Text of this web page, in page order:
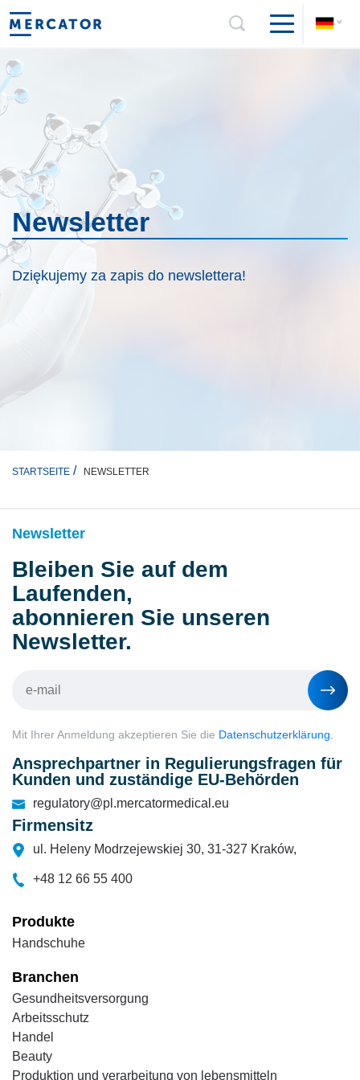
Newsletter
Dziękujemy za zapis do newslettera!
STARTSEITE NEWSLETTER
Newsletter
Bleiben Sie auf dem
Laufenden,
abonnieren Sie unseren
Newsletter.
Mit Ihrer Anmeldung akzeptieren Sie die Datenschutzerklärung.
Ansprechpartner in Regulierungsfragen für
Kunden und zuständige EU-Behörden
regulatory@pl.mercatormedical.eu
Firmensitz
ul. Heleny Modrzejewskiej 30, 31-327 Kraków,
+48 12 66 55 400
Produkte
Handschuhe
Branchen
Gesundheitsversorgung
Arbeitsschutz
Handel
Beauty
Produktion und verarbeitung von lebensmitteln